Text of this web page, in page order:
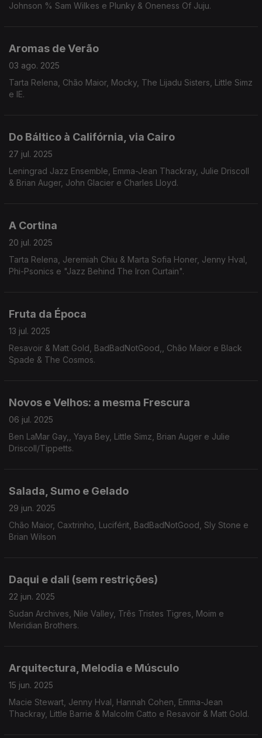
Johnson % Sam Wilkes e Plunky & Oneness Of Juju.
Aromas de Verão
03 ago. 2025
Tarta Relena, Chão Maior, Mocky, The Lijadu Sisters, Little Simz
e IE.
Do Báltico à Califórnia, via Cairo
27 jul. 2025
Leningrad Jazz Ensemble, Emma-Jean Thackray, Julie Driscoll
& Brian Auger, John Glacier e Charles Lloyd.
A Cortina
20 jul. 2025
Tarta Relena, Jeremiah Chiu & Marta Sofia Honer, Jenny Hval,
Phi-Psonics e "Jazz Behind The Iron Curtain".
Fruta da Época
13 jul. 2025
Resavoir & Matt Gold, BadBadNotGood,, Chão Maior e Black
Spade & The Cosmos.
Novos e Velhos: a mesma Frescura
06 jul. 2025
Ben LaMar Gay,, Yaya Bey, Little Simz, Brian Auger e Julie
Driscoll/Tippetts.
Salada, Sumo e Gelado
29 jun. 2025
Chão Maior, Caxtrinho, Luciférit, BadBadNotGood, Sly Stone e
Brian Wilson
Daqui e dali (sem restrições)
22 jun. 2025
Sudan Archives, Nile Valley, Três Tristes Tigres, Moim e
Meridian Brothers.
Arquitectura, Melodia e Músculo
15 jun. 2025
Macie Stewart, Jenny Hval, Hannah Cohen, Emma-Jean
Thackray, Little Barrie & Malcolm Catto e Resavoir & Matt Gold.